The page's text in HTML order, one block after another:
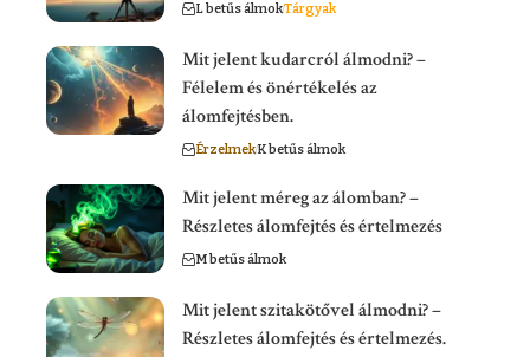
L betűs álmokTárgyak
Mit jelent kudarcról álmodni? –
Félelem és önértékelés az
álomfejtésben.
ÉrzelmekK betűs álmok
Mit jelent méreg az álomban? –
Részletes álomfejtés és értelmezés
M betűs álmok
Mit jelent szitakötővel álmodni? –
Részletes álomfejtés és értelmezés.